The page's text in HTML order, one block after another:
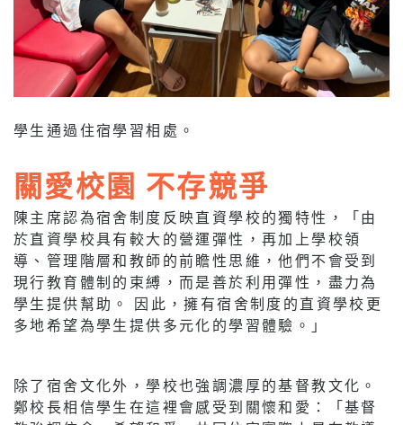
學生通過住宿學習相處。
關愛校園 不存競爭
陳主席認為宿舍制度反映直資學校的獨特性，「由
於直資學校具有較大的營運彈性，再加上學校領
導、管理階層和教師的前瞻性思維，他們不會受到
現行教育體制的束縛，而是善於利用彈性，盡力為
學生提供幫助。 因此，擁有宿舍制度的直資學校更
多地希望為學生提供多元化的學習體驗。」
除了宿舍文化外，學校也強調濃厚的基督教文化。
鄭校長相信學生在這裡會感受到關懷和愛：「基督